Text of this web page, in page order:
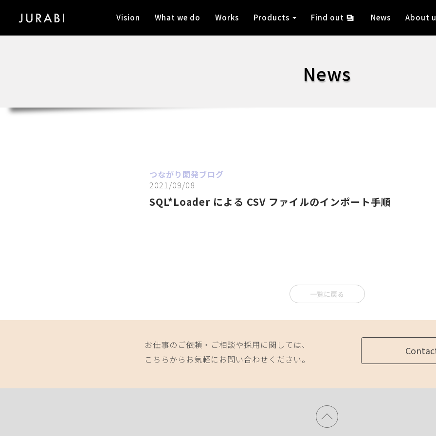
Vision What we do Works Products Find out News About
News
つながり開発ブログ
2021/09/08
SQL*Loader による CSV ファイルのインポート手順
一覧に戻る
お仕事のご依頼・ご相談や採用に関しては、
こちらからお気軽にお問い合わせください。